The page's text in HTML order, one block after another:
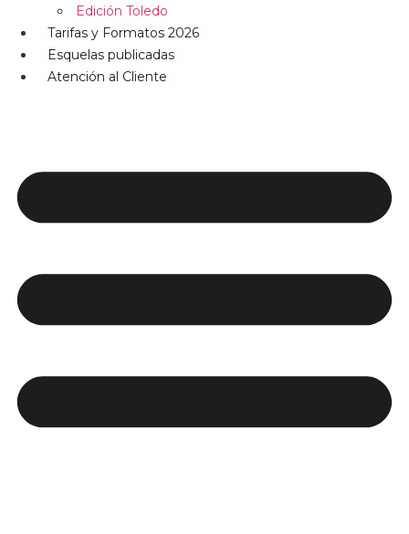
Edición Toledo
Tarifas y Formatos 2026
Esquelas publicadas
Atención al Cliente